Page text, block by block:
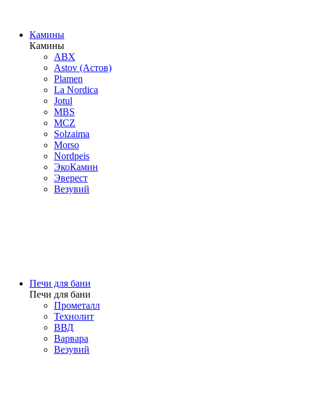
Камины
Камины
ABX
Astov (Астов)
Plamen
La Nordica
Jotul
MBS
MCZ
Solzaima
Morso
Nordpeis
ЭкоКамин
Эверест
Везувий
Печи для бани
Печи для бани
Прометалл
Технолит
ВВД
Варвара
Везувий